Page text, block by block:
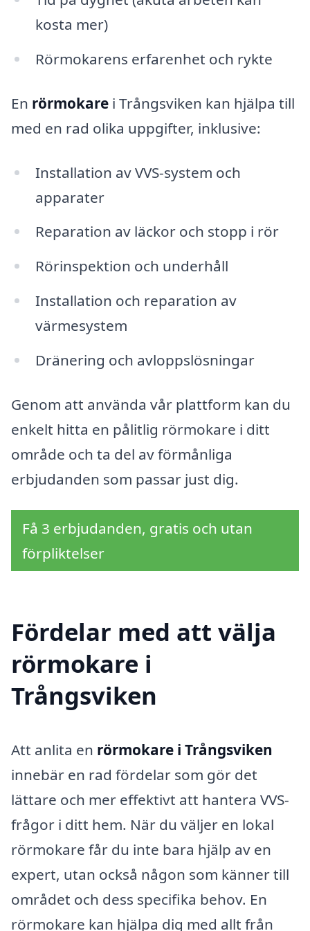
kosta mer)
Rörmokarens erfarenhet och rykte
En rörmokare i Trångsviken kan hjälpa till
med en rad olika uppgifter, inklusive:
Installation av VVS-system och
apparater
Reparation av läckor och stopp i rör
Rörinspektion och underhåll
Installation och reparation av
värmesystem
Dränering och avloppslösningar
Genom att använda vår plattform kan du
enkelt hitta en pålitlig rörmokare i ditt
område och ta del av förmånliga
erbjudanden som passar just dig.
Få 3 erbjudanden, gratis och utan
förpliktelser
Fördelar med att välja
rörmokare i
Trångsviken
Att anlita en rörmokare i Trångsviken
innebär en rad fördelar som gör det
lättare och mer effektivt att hantera VVS-
frågor i ditt hem. När du väljer en lokal
rörmokare får du inte bara hjälp av en
expert, utan också någon som känner till
området och dess specifika behov. En
rörmokare kan hjälpa dig med allt från